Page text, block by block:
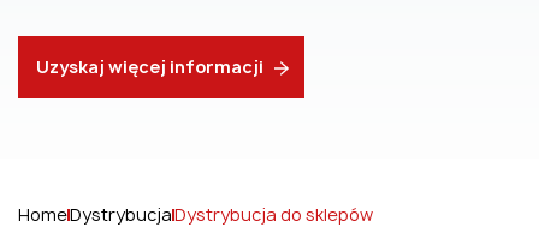
Uzyskaj więcej informacji
HomeDystrybucjaDystrybucja do sklepów